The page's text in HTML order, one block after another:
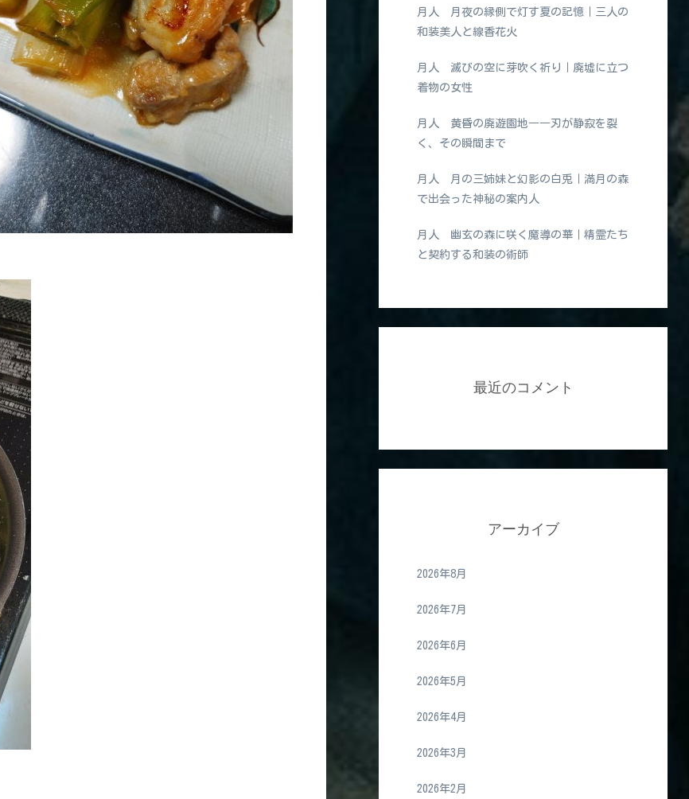
月人 月夜の縁側で灯す夏の記憶｜三人の
和装美人と線香花火
月人 滅びの空に芽吹く祈り｜廃墟に立つ
着物の女性
月人 黄昏の廃遊園地――刃が静寂を裂
く、その瞬間まで
月人 月の三姉妹と幻影の白兎｜満月の森
で出会った神秘の案内人
月人 幽玄の森に咲く魔導の華｜精霊たち
と契約する和装の術師
最近のコメント
アーカイブ
2026年8月
2026年7月
2026年6月
2026年5月
2026年4月
2026年3月
2026年2月